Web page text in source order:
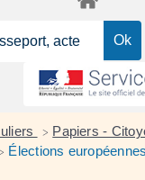
> Papiers -
Élections européennes